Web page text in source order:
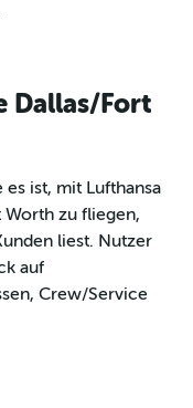
Dallas/Fort
ist, mit Lufthansa
Worth zu fliegen,
liest. Nutzer
auf
Crew/Service